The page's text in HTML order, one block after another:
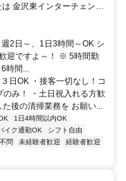
金沢東インターチェンジ
2日～、1日3時間～OK シ
迎ですよ～！ ※ 5時間勤
間...
日OK ・接客一切なし！コ
み！ ・土日祝入れる方歓
後の清掃業務を お願い...
1日4時間以内OK
イク通勤OK
シフト自由
問 未経験者歓迎
経験者歓迎